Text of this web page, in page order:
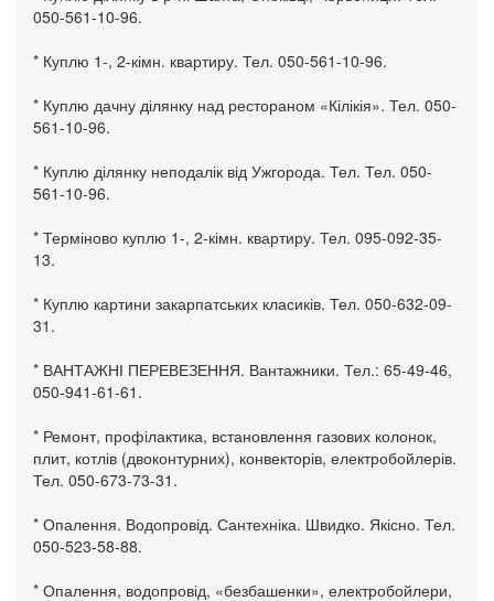
050-561-10-96.
* Куплю 1-, 2-кімн. квартиру. Тел. 050-561-10-96.
* Куплю дачну ділянку над рестораном «Кілікія». Тел. 050-
561-10-96.
* Куплю ділянку неподалік від Ужгорода. Тел. Тел. 050-
561-10-96.
* Терміново куплю 1-, 2-кімн. квартиру. Тел. 095-092-35-
13.
* Куплю картини закарпатських класиків. Тел. 050-632-09-
31.
* ВАНТАЖНІ ПЕРЕВЕЗЕННЯ. Вантажники. Тел.: 65-49-46,
050-941-61-61.
* Ремонт, профілактика, встановлення газових колонок,
плит, котлів (двоконтурних), конвекторів, електробойлерів.
Тел. 050-673-73-31.
* Опалення. Водопровід. Сантехніка. Швидко. Якісно. Тел.
050-523-58-88.
* Опалення, водопровід, «безбашенки», електробойлери,